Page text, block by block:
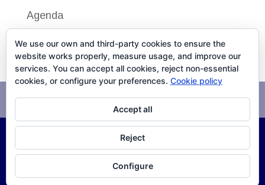
Agenda
Uncategorized
Avís legal Política de cookies
©2026DISSALUD, SLU DesarrolloXPG Servicios
We use our own and third-party cookies to ensure the
website works properly, measure usage, and improve our
services. You can accept all cookies, reject non-essential
cookies, or configure your preferences. Cookie policy
Accept all
Reject
Configure